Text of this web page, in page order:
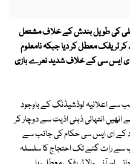
کی طویل بندش کے خلاف مشتعل
ٹریفک معطل کر دیا جبکہ نامعلوم
ای ایس سی کے خلاف شدید نعرے بازی
سے اعلانیہ لوڈشیڈنگ کے باوجود
انتہائی ذہنی اذیت سے دوچار کر
کے ای ایس سی حکام کی جانب سے
سے رات گئے تک احتجاج کا سلسلہ